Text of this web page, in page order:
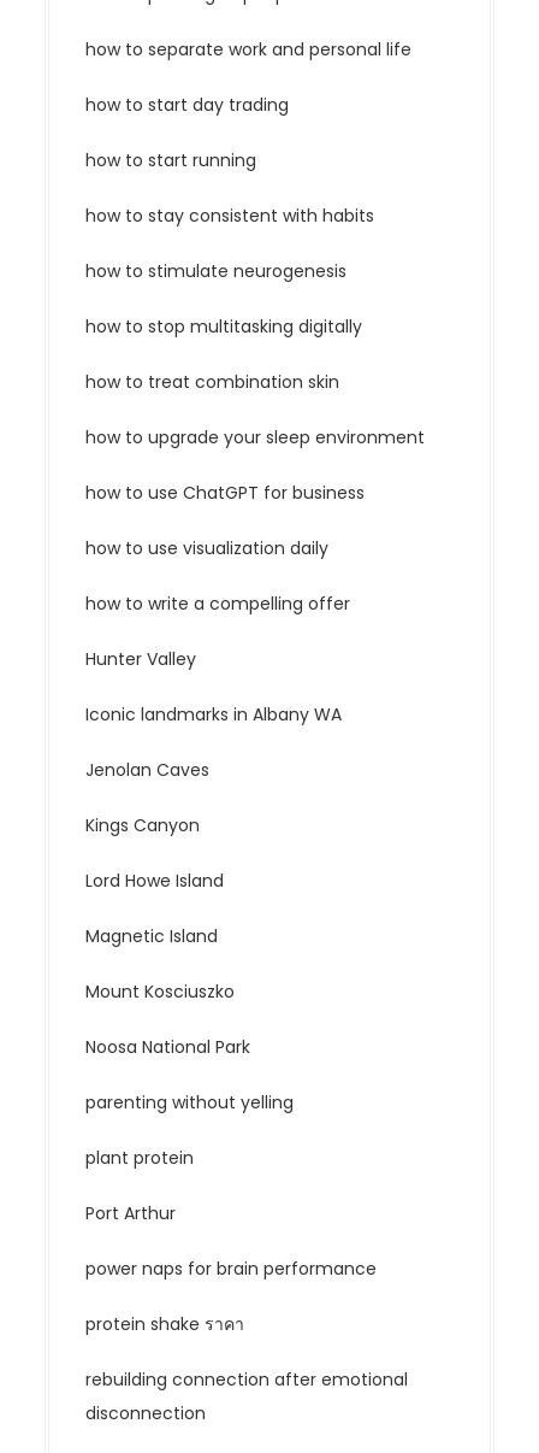
how to separate work and personal life
how to start day trading
how to start running
how to stay consistent with habits
how to stimulate neurogenesis
how to stop multitasking digitally
how to treat combination skin
how to upgrade your sleep environment
how to use ChatGPT for business
how to use visualization daily
how to write a compelling offer
Hunter Valley
Iconic landmarks in Albany WA
Jenolan Caves
Kings Canyon
Lord Howe Island
Magnetic Island
Mount Kosciuszko
Noosa National Park
parenting without yelling
plant protein
Port Arthur
power naps for brain performance
protein shake ราคา
rebuilding connection after emotional
disconnection